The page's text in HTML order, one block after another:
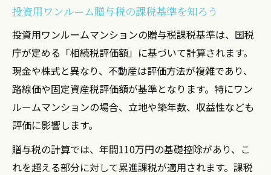
不動産売却と贈与税の仕組みを分かりやす
投資用ワンルーム売却に関わる税の基礎知
識
贈与税が発生しやすい不動産売却のケース
不動産売却時の税金計算方法と注意点
ワンルーム投資と贈与税の見落としやすい
点
ワンルーム投資を通じた賢い税負担軽減法
投資用ワンルーム贈与税の課税基準を知ろう
投資用ワンルームマンションの贈与税課税基準は、国税
庁が定める「相続税評価額」に基づいて計算されます。
現金や株式と異なり、不動産は評価方法が複雑であり、
路線価や固定資産税評価額が基準となります。特にワン
ルームマンションの場合、立地や築年数、収益性なども
評価に影響します。
贈与税の計算では、年間110万円の基礎控除があり、こ
れを超える部分に対して累進課税が適用されます。課税